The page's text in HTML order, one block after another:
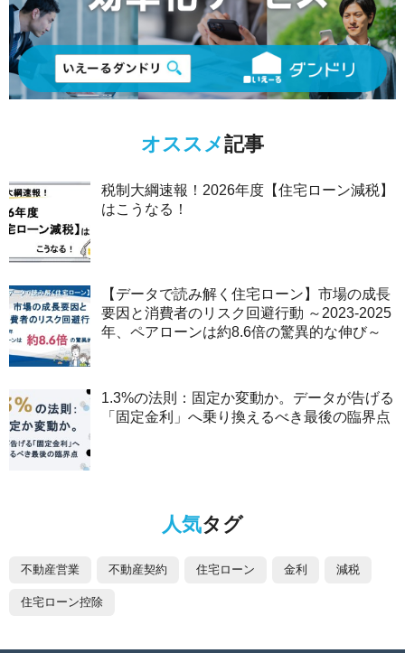
オススメ記事
税制大綱速報！2026年度【住宅ローン減税】
はこうなる！
【データで読み解く住宅ローン】市場の成長
要因と消費者のリスク回避行動 ～2023-2025
年、ペアローンは約8.6倍の驚異的な伸び～
1.3%の法則：固定か変動か。データが告げる
「固定金利」へ乗り換えるべき最後の臨界点
人気タグ
不動産営業 不動産契約 住宅ローン 金利 減税
住宅ローン控除